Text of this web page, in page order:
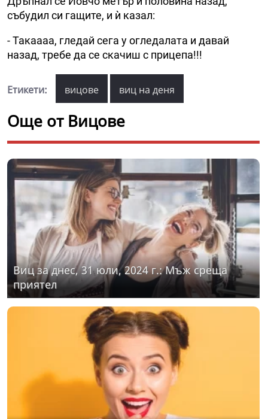
събудил си гащите, и ѝ казал:
- Такаааа, гледай сега у огледалата и давай
назад, требе да се скачиш с прицепа!!!
Етикети: вицове виц на деня
Още от Вицове
Виц за днес, 31 юли, 2024 г.: Мъж среща
приятел